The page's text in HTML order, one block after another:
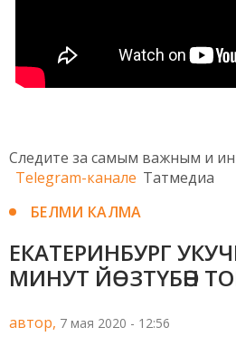
Следите за самым важным и
Telegram-канале Татмедиа
БЕЛМИ КАЛМА
ЕКАТЕРИНБУРГ
МИНУТ ЙӨЗТҮБӘН
автор, 7 мая 2020 - 12:56